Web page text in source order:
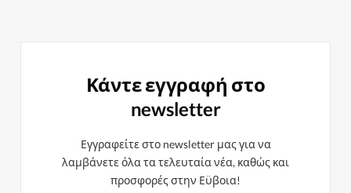
Κάντε εγγραφή στο
newsletter
Εγγραφείτε στο newsletter μας για να
λαμβάνετε όλα τα τελευταία νέα, καθώς και
προσφορές στην Εϋβοια!